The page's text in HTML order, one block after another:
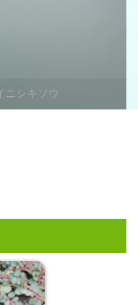
ニシキソウ